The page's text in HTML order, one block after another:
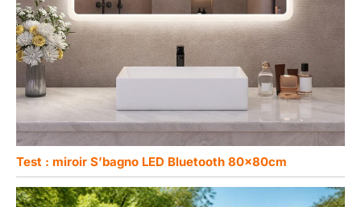
Test : miroir S’bagnо LED Bluetooth 80x80cm